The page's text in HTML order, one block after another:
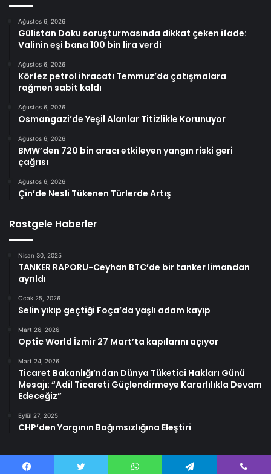
Ağustos 6, 2026
Gülistan Doku soruşturmasında dikkat çeken ifade:
Valinin eşi bana 100 bin lira verdi
Ağustos 6, 2026
Körfez petrol ihracatı Temmuz’da çatışmalara
rağmen sabit kaldı
Ağustos 6, 2026
Osmangazi’de Yeşil Alanlar Titizlikle Korunuyor
Ağustos 6, 2026
BMW’den 720 bin aracı etkileyen yangın riski geri
çağrısı
Ağustos 6, 2026
Çin’de Nesli Tükenen Türlerde Artış
Rastgele Haberler
Nisan 30, 2025
TANKER RAPORU-Ceyhan BTC’de bir tanker limandan
ayrıldı
Ocak 25, 2026
Selin yıkıp geçtiği Foça’da yaşlı adam kayıp
Mart 26, 2026
Optic World İzmir 27 Mart’ta kapılarını açıyor
Mart 24, 2026
Ticaret Bakanlığı’ndan Dünya Tüketici Hakları Günü
Mesajı: “Adil Ticareti Güçlendirmeye Kararlılıkla Devam
Edeceğiz”
Eylül 27, 2025
CHP’den Yargının Bağımsızlığına Eleştiri